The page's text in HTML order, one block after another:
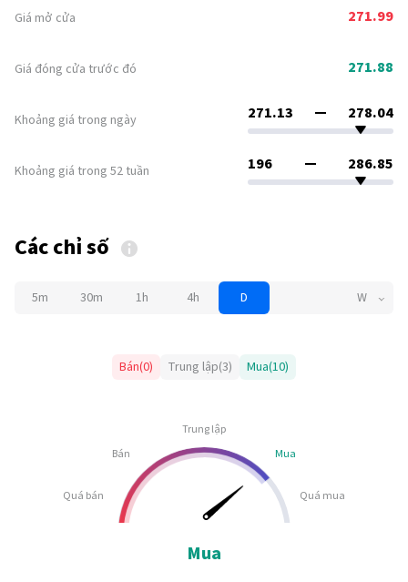
Giá mở cửa
Giá đóng cửa trước đó
Khoảng giá trong ngày
Khoảng giá trong 52 tuần
271.99
271.88
271.13 278.04
196 286.85
Các chỉ số
5m 30m 1h 4h D W
Bán(0) Trung lập(3) Mua(10)
Trung lập
Bán
Mua
Quá bán Quá mua
Mua